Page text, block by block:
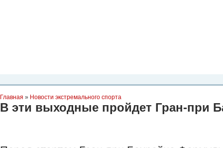
Главная » Новости экстремального спорта
В эти выходные пройдет Гран-при